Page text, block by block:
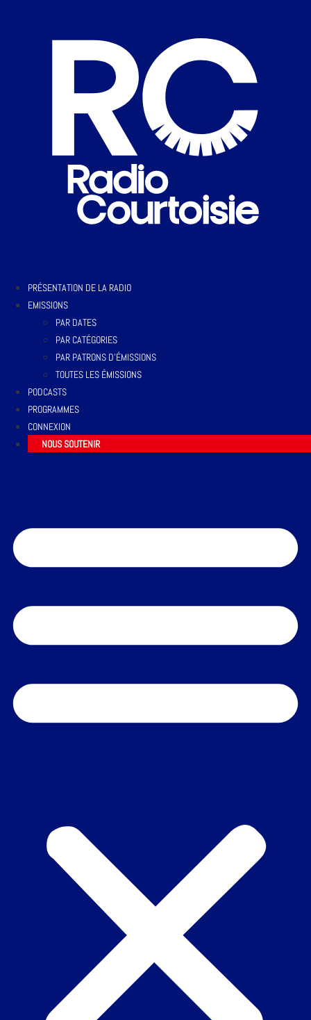
PRÉSENTATION DE LA RADIO
EMISSIONS
PAR DATES
PAR CATÉGORIES
PAR PATRONS D’ÉMISSIONS
TOUTES LES ÉMISSIONS
PODCASTS
PROGRAMMES
CONNEXION
NOUS SOUTENIR